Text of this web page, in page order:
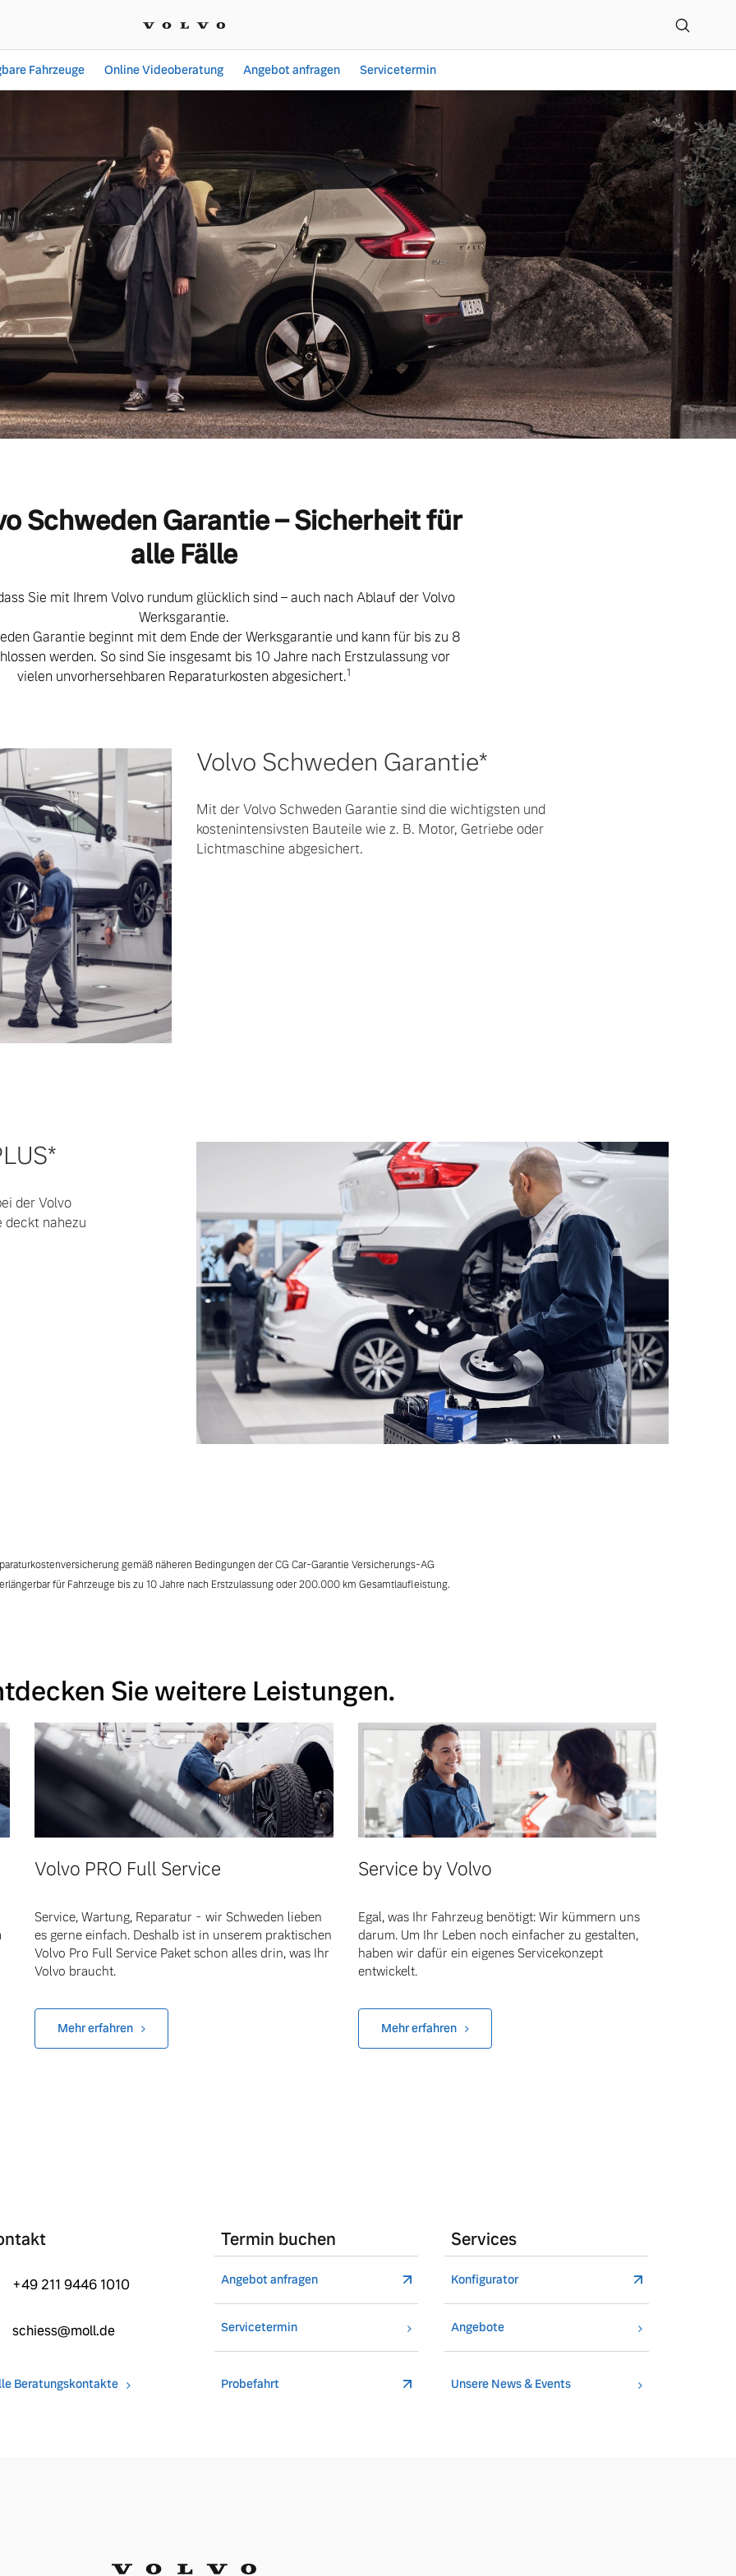
Fahrzeuge Online Videoberatung Angebot anfragen Servicetermin
Original Volvo Winter- und Sommer Kompletträder.
Schweden Garantie – Sicherheit für
alle Fälle
Sie mit Ihrem Volvo rundum glücklich sind – auch nach Ablauf der Volvo
Werksgarantie.
Garantie beginnt mit dem Ende der Werksgarantie und kann für bis zu 8
werden. So sind Sie insgesamt bis 10 Jahre nach Erstzulassung vor
vielen unvorhersehbaren Reparaturkosten abgesichert.1
Volvo Schweden Garantie*
Mit der Volvo Schweden Garantie sind die wichtigsten und
kostenintensivsten Bauteile wie z. B. Motor, Getriebe oder
Lichtmaschine abgesichert.
der Volvo
deckt nahezu
gemäß näheren Bedingungen der CG Car-Garantie Versicherungs-AG
für Fahrzeuge bis zu 10 Jahre nach Erstzulassung oder 200.000 km Gesamtlaufleistung.
Sie weitere Leistungen.
Volvo PRO Full Service
Service, Wartung, Reparatur - wir Schweden lieben
es gerne einfach. Deshalb ist in unserem praktischen
Volvo Pro Full Service Paket schon alles drin, was Ihr
Volvo braucht.
Mehr erfahren
Service by Volvo
Egal, was Ihr Fahrzeug benötigt: Wir kümmern uns
darum. Um Ihr Leben noch einfacher zu gestalten,
haben wir dafür ein eigenes Servicekonzept
entwickelt.
Mehr erfahren
+49 211 9446 1010
schiess@moll.de
Beratungskontakte
Termin buchen
Angebot anfragen
Servicetermin
Probefahrt
Services
Konfigurator
Angebote
Unsere News & Events